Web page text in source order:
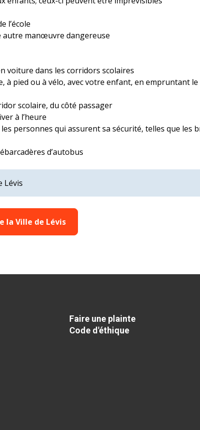
l’école
autre manœuvre dangereuse
voiture dans les corridors scolaires
à pied ou à vélo, avec votre enfant, en empruntant
scolaire, du côté passager
à l’heure
personnes qui assurent sa sécurité, telles que les
d’autobus
Lévis
la Ville de Lévis
Faire une plainte
Code d'éthique